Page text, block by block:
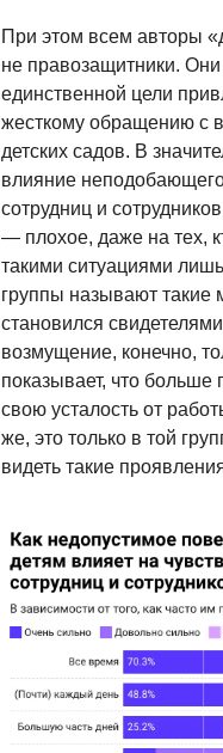
При этом всем авторы
не правозащитники.
единственной цели
жесткому обращению с
детских садов. В
влияние
сотрудниц и
— плохое, даже на тех,
такими ситуациями
группы называют такие
становился
возмущение, конечно,
показывает, что больше
свою усталость от
же, это только в той
видеть такие